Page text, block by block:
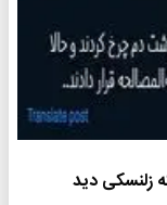
زلنسکی دید